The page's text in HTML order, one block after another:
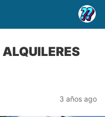
3 años ago